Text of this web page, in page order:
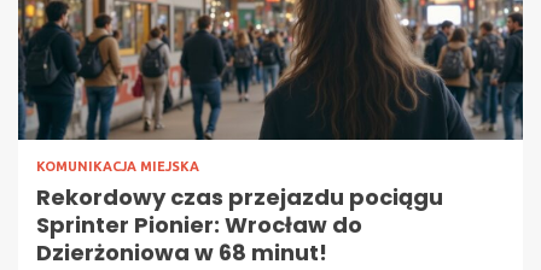
KOMUNIKACJA MIEJSKA
Rekordowy czas przejazdu pociągu
Sprinter Pionier: Wrocław do
Dzierżoniowa w 68 minut!